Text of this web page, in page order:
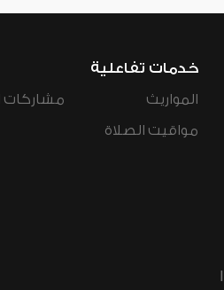
خدمات تفاعلية
المواريث
مواقيت الصلاة
مشاركات